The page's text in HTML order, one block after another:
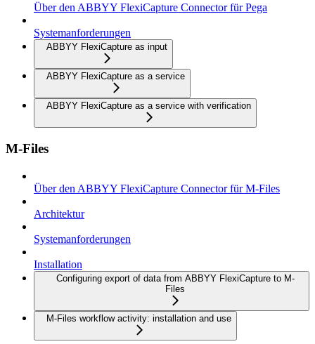
Über den ABBYY FlexiCapture Connector für Pega
Systemanforderungen
ABBYY FlexiCapture as input
ABBYY FlexiCapture as a service
ABBYY FlexiCapture as a service with verification
M-Files
Über den ABBYY FlexiCapture Connector für M-Files
Architektur
Systemanforderungen
Installation
Configuring export of data from ABBYY FlexiCapture to M-
Files
M-Files workflow activity: installation and use